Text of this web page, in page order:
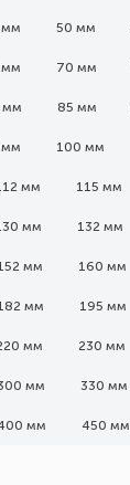
мм 50 мм
мм 70 мм
мм 85 мм
мм 100 мм
мм 115 мм
мм 132 мм
мм 160 мм
мм 195 мм
мм 230 мм
мм 330 мм
мм 450 мм